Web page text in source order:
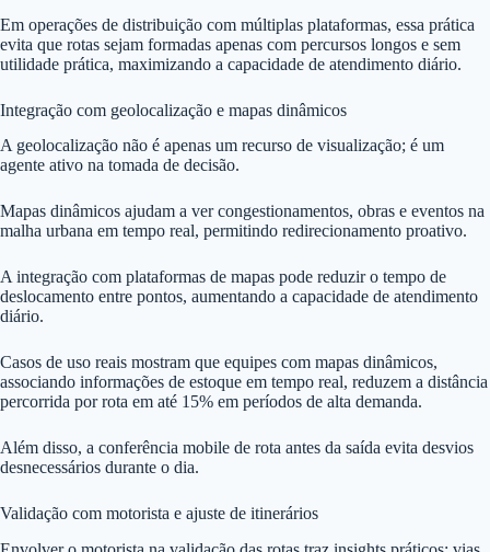
Em operações de distribuição com múltiplas plataformas, essa prática
evita que rotas sejam formadas apenas com percursos longos e sem
utilidade prática, maximizando a capacidade de atendimento diário.
Integração com geolocalização e mapas dinâmicos
A geolocalização não é apenas um recurso de visualização; é um
agente ativo na tomada de decisão.
Mapas dinâmicos ajudam a ver congestionamentos, obras e eventos na
malha urbana em tempo real, permitindo redirecionamento proativo.
A integração com plataformas de mapas pode reduzir o tempo de
deslocamento entre pontos, aumentando a capacidade de atendimento
diário.
Casos de uso reais mostram que equipes com mapas dinâmicos,
associando informações de estoque em tempo real, reduzem a distância
percorrida por rota em até 15% em períodos de alta demanda.
Além disso, a conferência mobile de rota antes da saída evita desvios
desnecessários durante o dia.
Validação com motorista e ajuste de itinerários